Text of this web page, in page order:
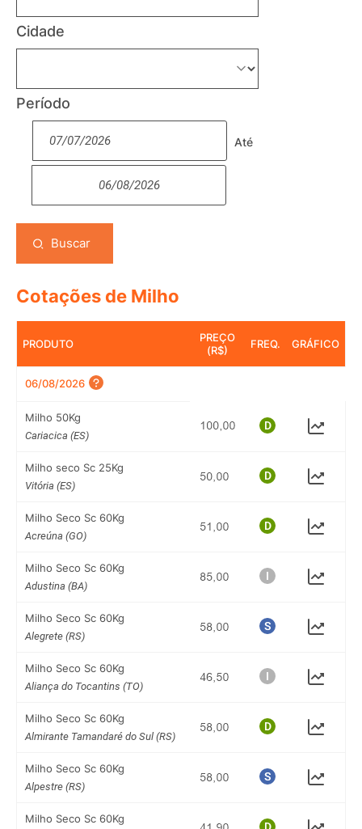
Cidade
Período
Até
Buscar
Cotações de Milho
PRODUTO
PREÇO
(R$)
FREQ. GRÁFICO
06/08/2026
Milho 50Kg
Cariacica (ES)
Milho seco Sc 25Kg
Vitória (ES)
Milho Seco Sc 60Kg
Acreúna (GO)
Milho Seco Sc 60Kg
Adustina (BA)
Milho Seco Sc 60Kg
Alegrete (RS)
Milho Seco Sc 60Kg
Aliança do Tocantins (TO)
Milho Seco Sc 60Kg
Almirante Tamandaré do Sul (RS)
Milho Seco Sc 60Kg
Alpestre (RS)
Milho Seco Sc 60Kg